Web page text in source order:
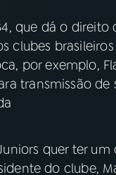
que dá o
clubes
por exemplo,
transmissão
quer ter
do clube,